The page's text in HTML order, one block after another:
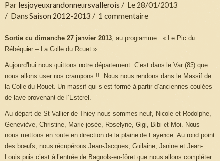
Par lesjoyeuxrandonneursvallerois
Le 28/01/2013
Dans Saison 2012-2013 1 commentaire
Sortie du dimanche 27 janvier 2013 , au programme : « Le Pic du
Rébéquier – La Colle du Rouet »
Aujourd’hui nous quittons notre département. C’est dans le Var (83) que
nous allons user nos crampons !! Nous nous rendons dans le Massif de
la Colle du Rouet. Un massif qui s’est formé à partir d’anciennes coulées
de lave provenant de l’Esterel.
Au départ de St Vallier de Thiey nous sommes neuf, Nicole et Rodolphe,
Geneviève, Christine, Marie-josée, Roselyne, Gigi, Bibi et Moi. Nous
nous mettons en route en direction de la plaine de Fayence. Au rond point
des bœufs, nous récupérons Jean-Jacques, Guilaine, Janine et Jean-
Louis puis c’est à l’entrée de Bagnols-en-fôret que nous allons compléter